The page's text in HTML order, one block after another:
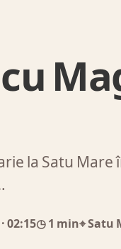
la Satu
· 02:15◷ 1 min⌖ Satu